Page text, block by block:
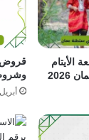
الأيتام
قروض
أبريل 13, 2026